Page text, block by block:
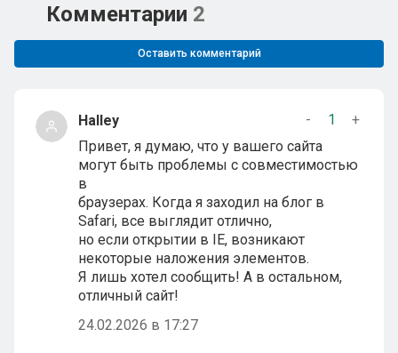
Комментарии 2
Оставить комментарий
Halley - 1
+
Привет, я думаю, что у вашего сайта
могут быть проблемы с совместимостью
в
браузерах. Когда я заходил на блог в
Safari, все выглядит отлично,
но если открытии в IE, возникают
некоторые наложения элементов.
Я лишь хотел сообщить! А в остальном,
отличный сайт!
24.02.2026 в 17:27